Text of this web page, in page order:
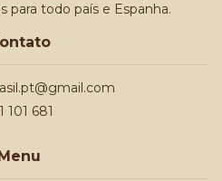
para todo país e Espanha.
101 681